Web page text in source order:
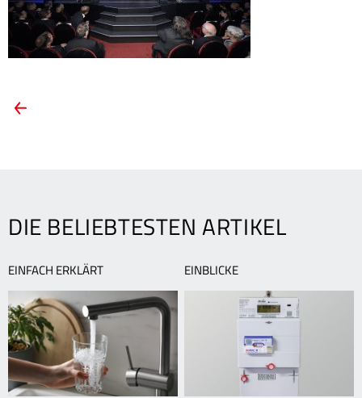
ARTIKEL-
DIE BELIEBTESTEN ARTIKEL
EINFACH ERKLÄRT EINBLICKE